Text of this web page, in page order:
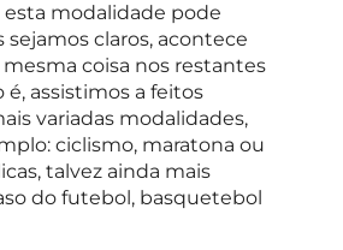
modalidade pode
sejamos claros, acontece
coisa nos restantes
é, assistimos a feitos
variadas modalidades,
ciclismo, maratona ou
talvez ainda mais
do futebol, basquetebol